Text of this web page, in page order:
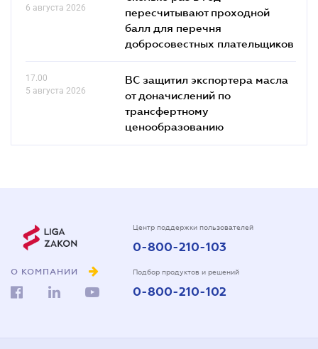
6 августа 2026
пересчитывают проходной
балл для перечня
добросовестных плательщиков
17.00
5 августа 2026
ВС защитил экспортера масла
от доначислений по
трансфертному
ценообразованию
О КОМПАНИИ
Центр поддержки пользователей
0-800-210-103
Подбор продуктов и решений
0-800-210-102